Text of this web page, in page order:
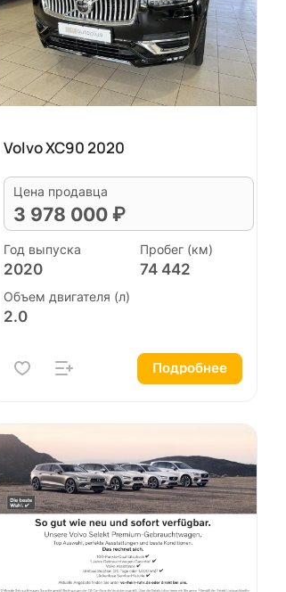
Volvo XC90 2020
Цена продавца
3 978 000 ₽
Год выпуска
2020
Пробег (км)
74 442
Объем двигателя (л)
2.0
Подробнее